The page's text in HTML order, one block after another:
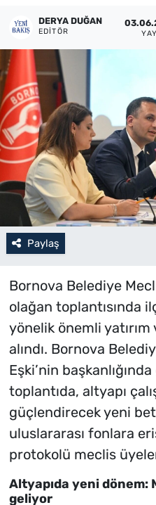
DERYA DUĞAN
EDITÖR
Paylaş
Bornova Belediye
olağan toplantısında
yönelik önemli
alındı. Bornova
Eşki’nin
toplantıda, altyapı
güçlendirecek yeni
uluslararası fonlara
protokolü meclis
Altyapıda yeni
geliyor